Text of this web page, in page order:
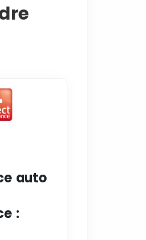
auto
: